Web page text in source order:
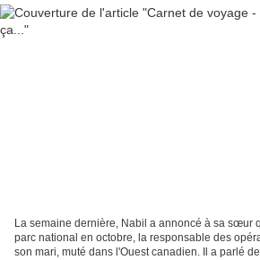
La semaine dernière, Nabil a annoncé à sa sœur
parc national en octobre, la responsable des
son mari, muté dans l'Ouest canadien. Il a parlé